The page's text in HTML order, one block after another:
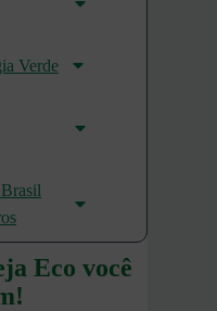
Verde
Eco você